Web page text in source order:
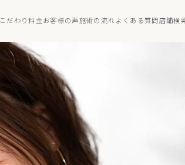
こだわり料金お客様の声施術の流れよくある質問店舗検